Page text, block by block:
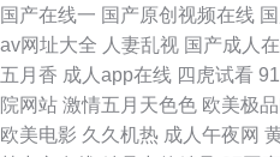
韩中文视频 91抱起来打桩 超碰成人人
性交 亚洲成人福利导航 91黑丝网站
国产在线一 国产原创视频在线
av网址大全 人妻乱视 国产成人
五月香 成人app在线 四虎试看
院网站 激情五月天色色 欧美极
欧美电影 久久机热 成人午夜网